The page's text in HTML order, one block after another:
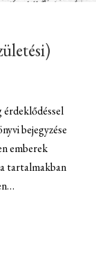
bejegyzése
emberek
tartalmakban